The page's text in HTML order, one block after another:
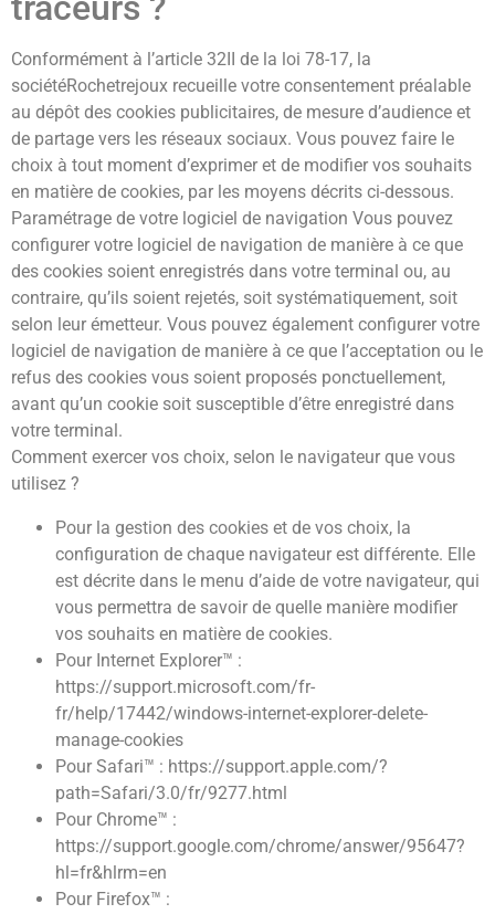
Conformément à l’article 32II de la loi 78-17, la
sociétéRochetrejoux recueille votre consentement préalable
au dépôt des cookies publicitaires, de mesure d’audience et
de partage vers les réseaux sociaux. Vous pouvez faire le
choix à tout moment d’exprimer et de modifier vos souhaits
en matière de cookies, par les moyens décrits ci-dessous.
Paramétrage de votre logiciel de navigation Vous pouvez
configurer votre logiciel de navigation de manière à ce que
des cookies soient enregistrés dans votre terminal ou, au
contraire, qu’ils soient rejetés, soit systématiquement, soit
selon leur émetteur. Vous pouvez également configurer votre
logiciel de navigation de manière à ce que l’acceptation ou le
refus des cookies vous soient proposés ponctuellement,
avant qu’un cookie soit susceptible d’être enregistré dans
votre terminal.
Comment exercer vos choix, selon le navigateur que vous
utilisez ?
Pour la gestion des cookies et de vos choix, la
configuration de chaque navigateur est différente. Elle
est décrite dans le menu d’aide de votre navigateur, qui
vous permettra de savoir de quelle manière modifier
vos souhaits en matière de cookies.
Pour Internet Explorer™ :
https://support.microsoft.com/fr-
fr/help/17442/windows-internet-explorer-delete-
manage-cookies
Pour Safari™ : https://support.apple.com/?
path=Safari/3.0/fr/9277.html
Pour Chrome™ :
https://support.google.com/chrome/answer/95647?
hl=fr&hlrm=en
Pour Firefox™ :